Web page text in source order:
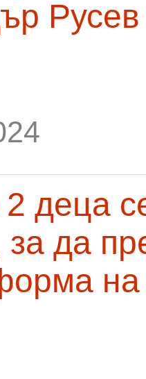
Русев
деца
за да
на